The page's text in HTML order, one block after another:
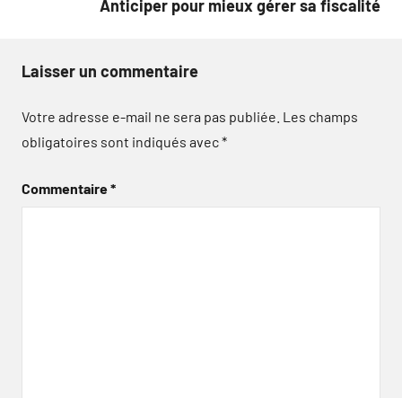
Anticiper pour mieux gérer sa fiscalité
Laisser un commentaire
Votre adresse e-mail ne sera pas publiée. Les champs
obligatoires sont indiqués avec*
Commentaire*